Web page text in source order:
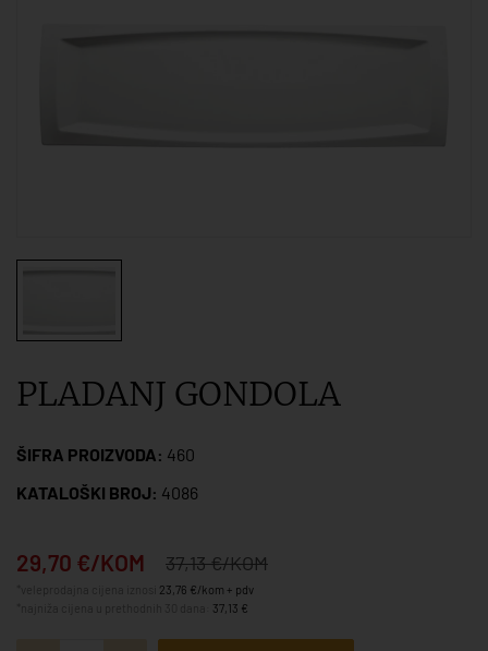
PLADANJ GONDOLA
ŠIFRA PROIZVODA: 460
KATALOŠKI BROJ: 4086
29,70 €/KOM 37,13 €/KOM
23,76 €/kom + pdv
37,13 €